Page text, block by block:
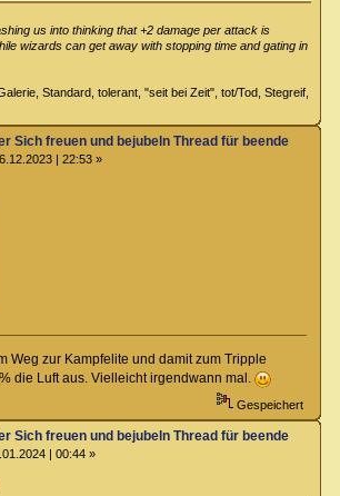
us into thinking that +2 damage per attack is
wizards can get away with stopping time and gating in
Standard, tolerant, "seit bei Zeit", tot/Tod, Stegreif,
Sich freuen und bejubeln Thread für beendete
| 22:53 »
Weg zur Kampfelite und damit zum Tripple
die Luft aus. Vielleicht irgendwann mal.
Gespeichert
Sich freuen und bejubeln Thread für beendete
| 00:44 »